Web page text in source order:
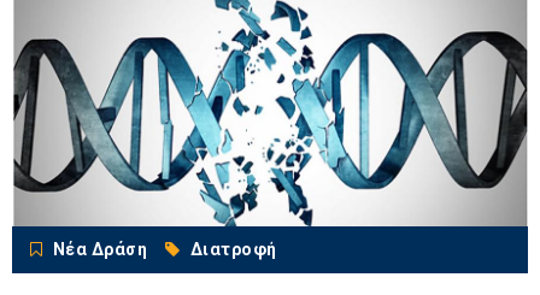
Νέα Δράση Διατροφή